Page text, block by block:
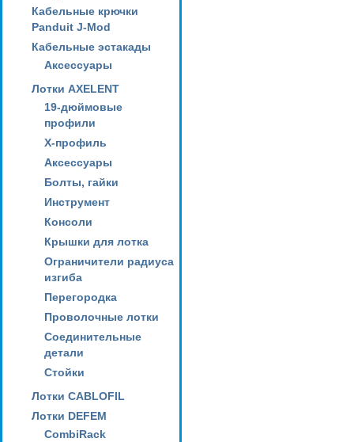
Кабельные крючки
Panduit J-Mod
Кабельные эстакады
Аксессуары
Лотки AXELENT
19-дюймовые
профили
X-профиль
Аксессуары
Болты, гайки
Инструмент
Консоли
Крышки для лотка
Ограничители радиуса
изгиба
Перегородка
Проволочные лотки
Соединительные
детали
Стойки
Лотки CABLOFIL
Лотки DEFEM
CombiRack